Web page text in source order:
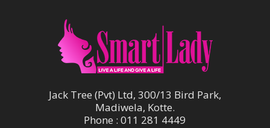
Jack Tree (Pvt) Ltd, 300/13 Bird Park,
Madiwela, Kotte.
Phone : 011 281 4449